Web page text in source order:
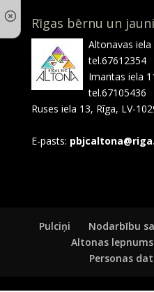
Rīgas bērnu un
Altonavas iela
tel.67612354
Imantas iela
tel.67105436
Ruses iela 13, Rīga, LV-
E-pasts:
Pulciņi Nodarbību
Altonas lepnums
Personas